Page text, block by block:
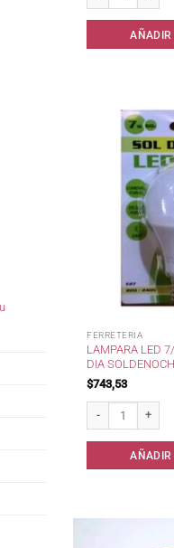
AÑADIR
FERRETERIA
LAMPARA LED
DIA
$743,53
AÑADIR